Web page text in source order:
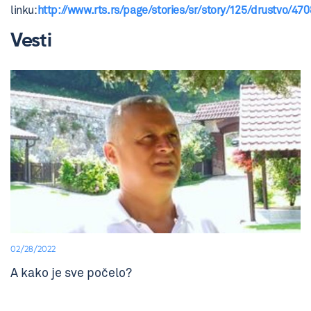
linku:http://www.rts.rs/page/stories/sr/story/125/drustvo/
Vesti
02/28/2022
A kako je sve počelo?